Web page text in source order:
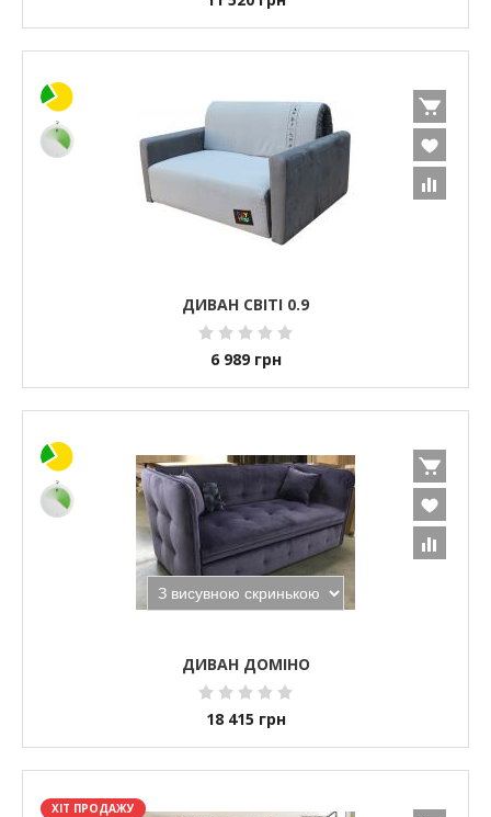
ДИВАН СВІТІ 0.9
6 989 грн
ДИВАН ДОМІНО
18 415 грн
ХІТ ПРОДАЖУ